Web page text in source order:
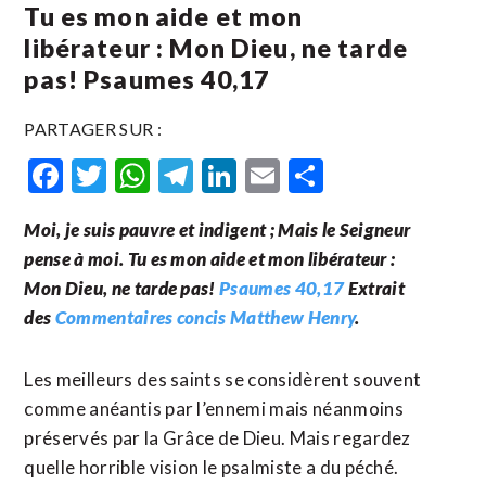
Tu es mon aide et mon
libérateur : Mon Dieu, ne tarde
pas! Psaumes 40,17
PARTAGER SUR :
Facebook
Twitter
WhatsApp
Telegram
LinkedIn
Email
Moi, je suis pauvre et indigent ; Mais le Seigneur
pense à moi. Tu es mon aide et mon libérateur :
Mon Dieu, ne tarde pas!Psaumes 40,17Extrait
desCommentaires concis Matthew Henry.
Les meilleurs des saints se considèrent souvent
comme anéantis par l’ennemi mais néanmoins
préservés par la Grâce de Dieu. Mais regardez
quelle horrible vision le psalmiste a du péché.